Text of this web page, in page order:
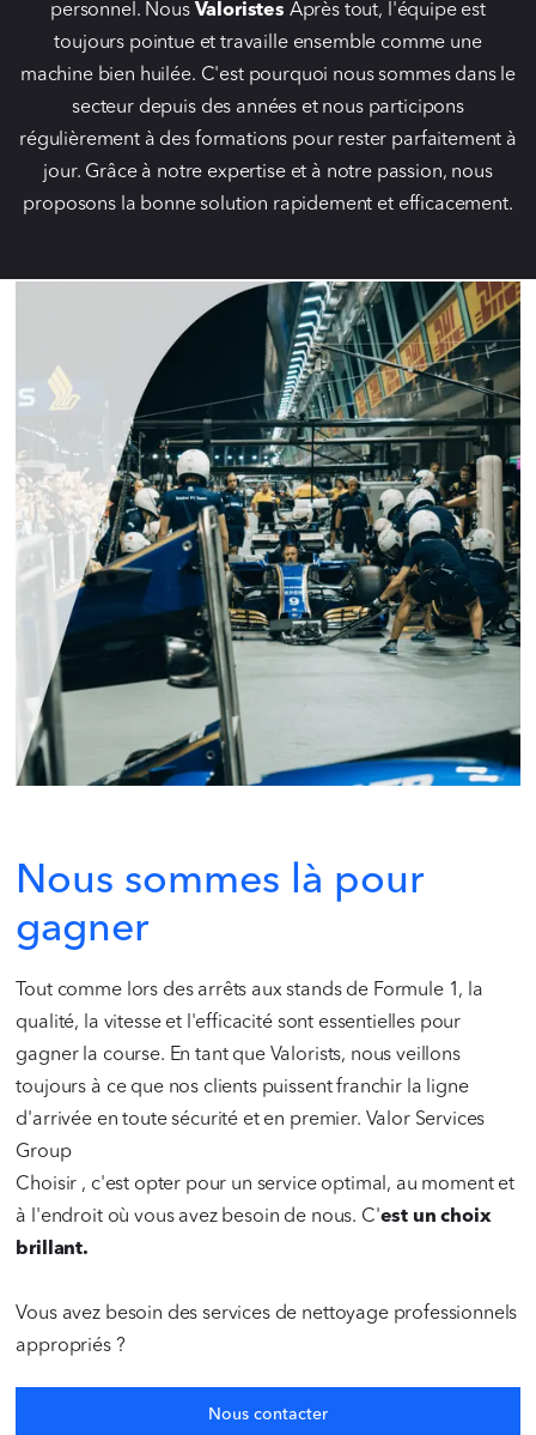
personnel. Nous Valoristes Après tout, l'équipe est
toujours pointue et travaille ensemble comme une
machine bien huilée. C'est pourquoi nous sommes dans le
secteur depuis des années et nous participons
régulièrement à des formations pour rester parfaitement à
jour. Grâce à notre expertise et à notre passion, nous
proposons la bonne solution rapidement et efficacement.
Nous sommes là pour
gagner
Tout comme lors des arrêts aux stands de Formule 1, la
qualité, la vitesse et l'efficacité sont essentielles pour
gagner la course. En tant que Valorists, nous veillons
toujours à ce que nos clients puissent franchir la ligne
d'arrivée en toute sécurité et en premier. Valor Services
Group
Choisir , c'est opter pour un service optimal, au moment et
à l'endroit où vous avez besoin de nous. C'est un choix
brillant.
Vous avez besoin des services de nettoyage professionnels
appropriés ?
Nous contacter